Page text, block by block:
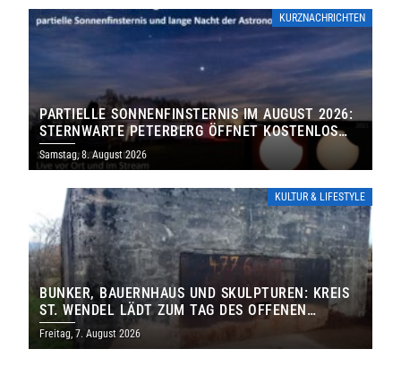
KURZNACHRICHTEN
PARTIELLE SONNENFINSTERNIS IM AUGUST 2026:
STERNWARTE PETERBERG ÖFFNET KOSTENLOS
IHRE TORE
Samstag, 8. August 2026
KULTUR & LIFESTYLE
BUNKER, BAUERNHAUS UND SKULPTUREN: KREIS
ST. WENDEL LÄDT ZUM TAG DES OFFENEN
DENKMALS EIN
Freitag, 7. August 2026